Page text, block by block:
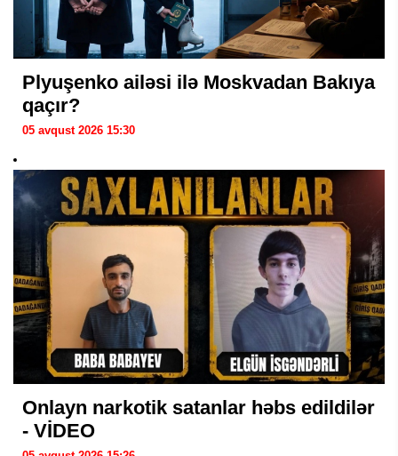
Plyuşenko ailəsi ilə Moskvadan Bakıya
qaçır?
05 avqust 2026 15:30
Onlayn narkotik satanlar həbs edildilər
- VİDEO